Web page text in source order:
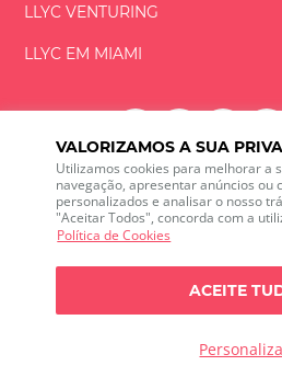
VALORIZAMOS A SUA
Utilizamos cookies para melhorar a
navegação, apresentar anúncios ou
personalizados e analisar o nosso
"Aceitar Todos", concorda com a
Política de Cookies
ACEITE
LLYC VENTURING
LLYC EM MIAMI
LLYC © 2026 Todos os direitos reservados
ES EN PT
600 Brickell Avenue, Suite 2125
Política de Privacidade
Política de Privacidade sobre escuta